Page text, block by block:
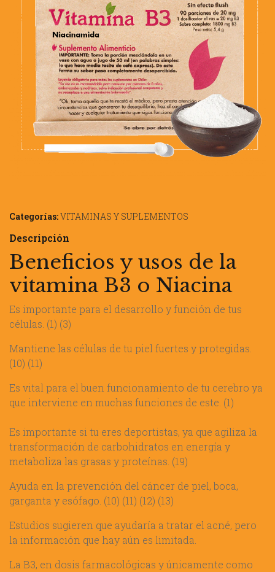
Categorías:VITAMINAS Y SUPLEMENTOS
Descripción
Beneficios y usos de la
vitamina B3 o Niacina
Es importante para el desarrollo y función de tus
células. (1) (3)
​Mantiene las células de tu piel fuertes y protegidas.
(10) (11)
​Es vital para el buen funcionamiento de tu cerebro ya
que interviene en muchas funciones de este. (1)
Es importante si tu eres deportistas, ya que agiliza la
transformación de carbohidratos en energía y
metaboliza las grasas y proteínas. (19)
Ayuda en la prevención del cáncer de piel, boca,
garganta y esófago. (10) (11) (12) (13)
Estudios sugieren que ayudaría a tratar el acné, pero
la información que hay aún es limitada.
La B3, en dosis farmacológicas y únicamente como